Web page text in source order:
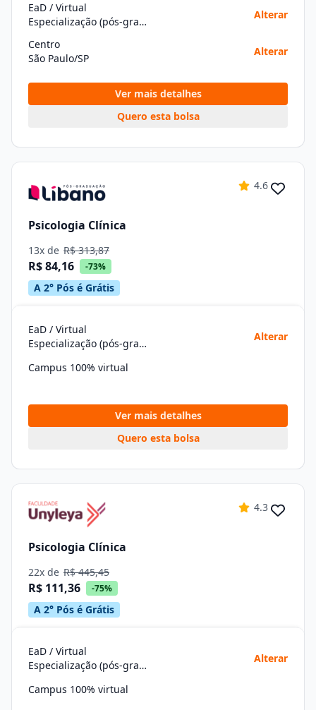
EaD / Virtual
Especialização (pós-graduação)
Alterar
Centro
São Paulo/SP
Alterar
Ver mais detalhes
Quero esta bolsa
4.6
Psicologia Clínica
13x de R$ 313,87
R$ 84,16 -73%
A 2° Pós é Grátis
EaD / Virtual
Especialização (pós-graduação)
Alterar
Campus 100% virtual
Ver mais detalhes
Quero esta bolsa
4.3
Psicologia Clínica
22x de R$ 445,45
R$ 111,36 -75%
A 2° Pós é Grátis
EaD / Virtual
Especialização (pós-graduação)
Alterar
Campus 100% virtual